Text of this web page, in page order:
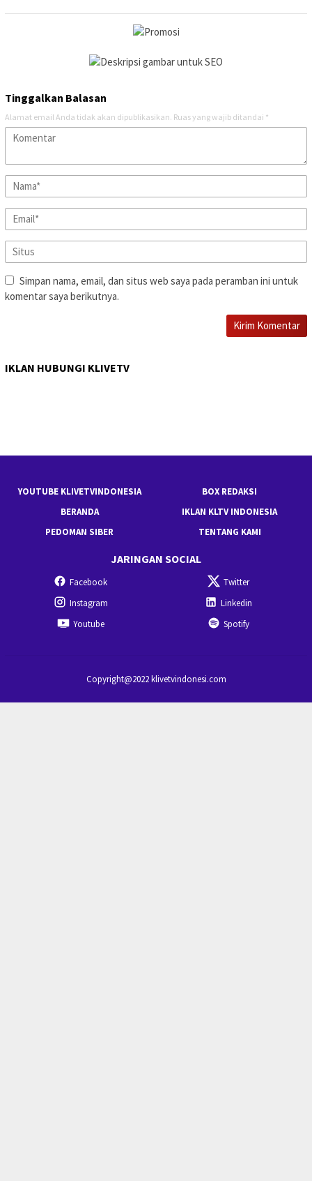
Tinggalkan Balasan
Alamat email Anda tidak akan dipublikasikan. Ruas yang wajib ditandai *
Simpan nama, email, dan situs web saya pada peramban ini untuk
komentar saya berikutnya.
IKLAN HUBUNGI KLIVETV
YOUTUBE KLIVETVINDONESIA
BOX REDAKSI
BERANDA
IKLAN KLTV INDONESIA
PEDOMAN SIBER
TENTANG KAMI
JARINGAN SOCIAL
Facebook
Twitter
Instagram
Linkedin
Youtube
Spotify
Copyright@2022 klivetvindonesi.com